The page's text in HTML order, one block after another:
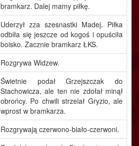
bramkarz. Dalej mamy piłkę.
Uderzył zza szesnastki Madej. Piłka
odbiła się jeszcze od kogoś i opuściła
boisko. Zacznie bramkarz ŁKS.
Rozgrywa Widzew.
Świetnie podał Grzejszczak do
Stachowicza, ale ten nie zdołał minął
obrońcy. Po chwili strzelał Gryzio, ale
wprost w bramkarza.
Rozgrywają czerwono-biało-czerwoni.